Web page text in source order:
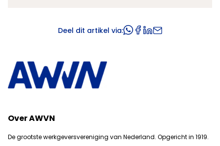
Deel dit artikel via:
Over AWVN
De grootste werkgeversvereniging van Nederland. Opgericht in 1919.